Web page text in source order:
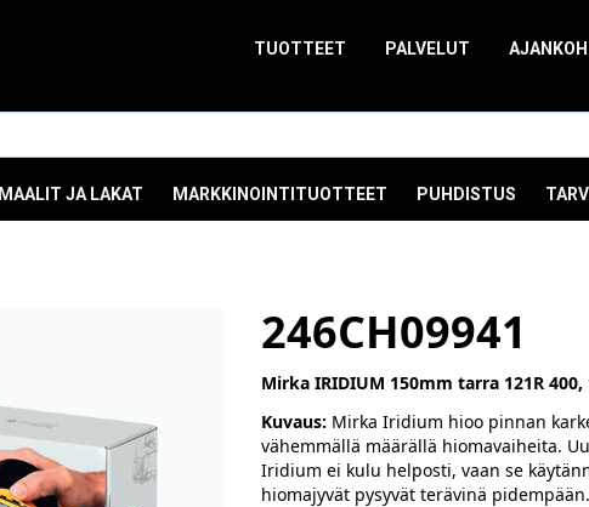
TUOTTEET PALVELUT
MAALIT JA LAKAT MARKKINOINTITUOTTEET PUHDISTUS
246CH09941
Mirka IRIDIUM 150mm tarra 121R
Kuvaus: Mirka Iridium hioo pinnan
vähemmällä määrällä hiomavaiheita.
Iridium ei kulu helposti, vaan se
hiomajyvät pysyvät terävinä pidempään.